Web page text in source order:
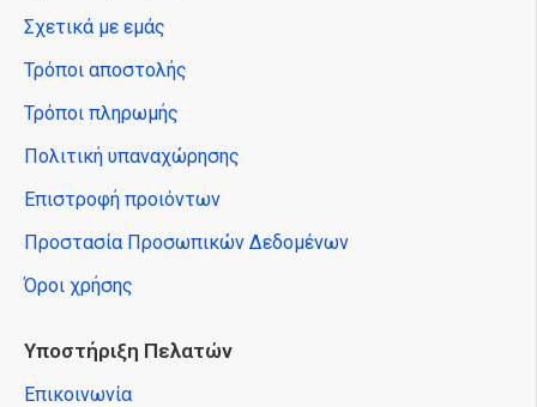
Σχετικά με εμάς
Τρόποι αποστολής
Τρόποι πληρωμής
Πολιτική υπαναχώρησης
Επιστροφή προιόντων
Προστασία Προσωπικών Δεδομένων
Όροι χρήσης
Υποστήριξη Πελατών
Επικοινωνία